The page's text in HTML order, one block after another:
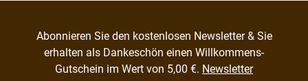
Abonnieren Sie den kostenlosen Newsletter & Sie
erhalten als Dankeschön einen Willkommens-
Gutschein im Wert von 5,00 €. Newsletter